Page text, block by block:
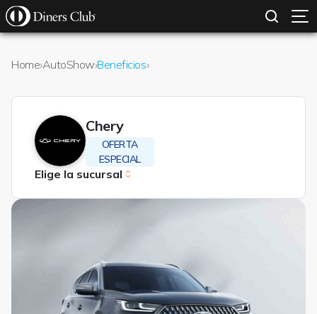
Pasar al contenido principal
Home›AutoShow›Beneficios›
Chery
OFERTA
ESPECIAL
Elige la sucursal